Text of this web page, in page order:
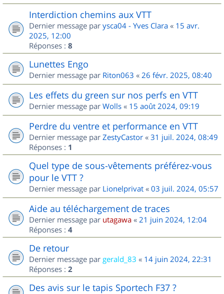
Interdiction chemins aux VTT
Dernier message par ysca04 - Yves Clara « 15 avr.
2025, 12:00
Réponses : 8
Lunettes Engo
Dernier message par Riton063 « 26 févr. 2025, 08:40
Les effets du green sur nos perfs en VTT
Dernier message par Wolls « 15 août 2024, 09:19
Perdre du ventre et performance en VTT
Dernier message par ZestyCastor « 31 juil. 2024, 08:49
Réponses : 1
Quel type de sous-vêtements préférez-vous
pour le VTT ?
Dernier message par Lionelprivat « 03 juil. 2024, 05:57
Aide au téléchargement de traces
Dernier message par utagawa « 21 juin 2024, 12:04
Réponses : 4
De retour
Dernier message par gerald_83 « 14 juin 2024, 22:31
Réponses : 2
Des avis sur le tapis Sportech F37 ?